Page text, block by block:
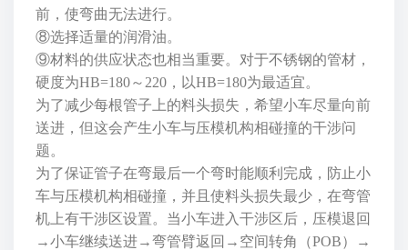
前，使弯曲无法进行。
⑧选择适量的润滑油。
⑨材料的供应状态也相当重要。对于不锈钢的管材，
硬度为HB=180～220，以HB=180为最适宜。
为了减少每根管子上的料头损失，希望小车尽量向前
送进，但这会产生小车与压模机构相碰撞的干涉问
题。
为了保证管子在弯最后一个弯时能顺利完成，防止小
车与压模机构相碰撞，并且使料头损失最少，在弯管
机上有干涉区设置。当小车进入干涉区后，压模退回
→小车继续送进→弯管臂返回→空间转角（POB）→